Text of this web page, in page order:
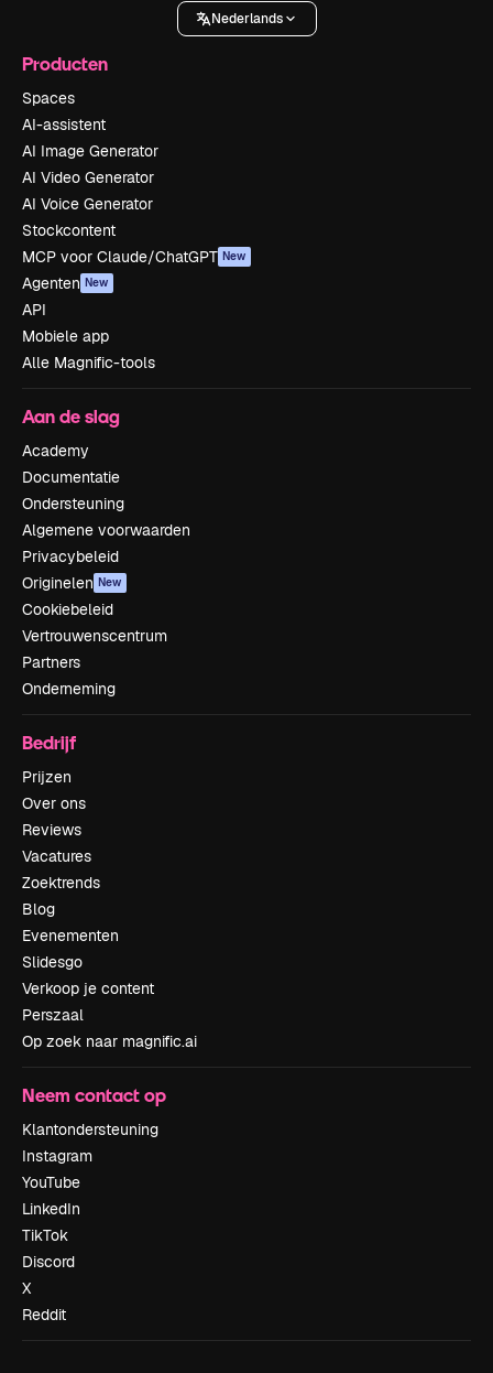
Nederlands
Producten
Spaces
AI-assistent
AI Image Generator
AI Video Generator
AI Voice Generator
Stockcontent
MCP voor Claude/ChatGPT New
Agenten New
API
Mobiele app
Alle Magnific-tools
Aan de slag
Academy
Documentatie
Ondersteuning
Algemene voorwaarden
Privacybeleid
Originelen New
Cookiebeleid
Vertrouwenscentrum
Partners
Onderneming
Bedrijf
Prijzen
Over ons
Reviews
Vacatures
Zoektrends
Blog
Evenementen
Slidesgo
Verkoop je content
Perszaal
Op zoek naar magnific.ai
Neem contact op
Klantondersteuning
Instagram
YouTube
LinkedIn
TikTok
Discord
X
Reddit